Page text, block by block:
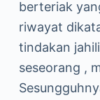
berteriak
riwayat
tindakan
seseorang ,